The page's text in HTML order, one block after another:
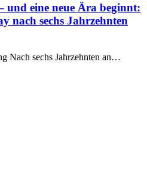
eine neue Ära beginnt:
nach sechs Jahrzehnten
Nach sechs Jahrzehnten an…